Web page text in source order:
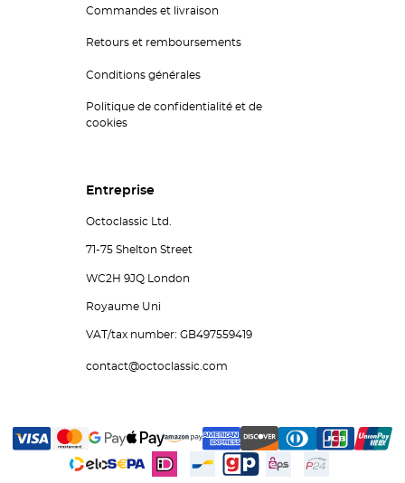
Commandes et livraison
Retours et remboursements
Conditions générales
Politique de confidentialité et de
cookies
Entreprise
Octoclassic Ltd.
71-75 Shelton Street
WC2H 9JQ London
Royaume Uni
VAT/tax number: GB497559419
contact@octoclassic.com